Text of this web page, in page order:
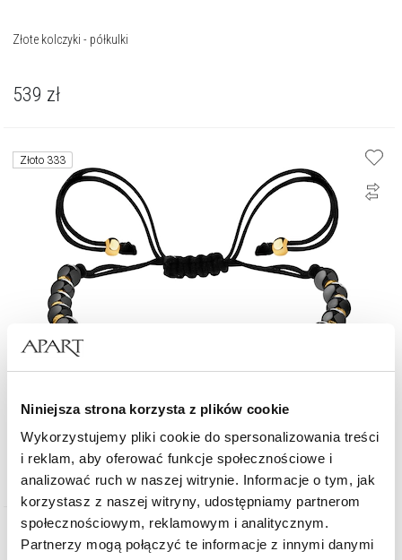
Niniejsza strona korzysta z plików cookie
Wykorzystujemy pliki cookie do spersonalizowania treści
i reklam, aby oferować funkcje społecznościowe i
analizować ruch w naszej witrynie. Informacje o tym, jak
korzystasz z naszej witryny, udostępniamy partnerom
społecznościowym, reklamowym i analitycznym.
Partnerzy mogą połączyć te informacje z innymi danymi
Złote kolczyki - półkulki
539 zł
Złoto 333
Bransoletka z hematytami i elementami z żółtego złota - kulki
669 zł
Złoto 375